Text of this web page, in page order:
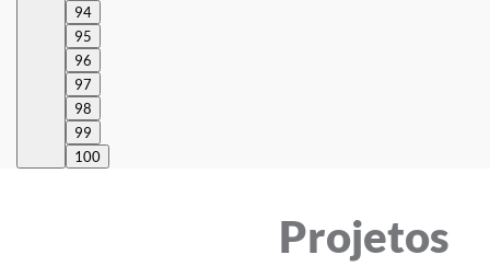
94
95
96
97
98
99
100
Projetos